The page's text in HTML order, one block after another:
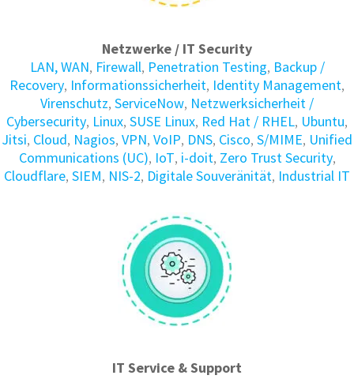
Netzwerke / IT Security
LAN, WAN, Firewall, Penetration Testing, Backup /
Recovery, Informations­sicherheit, Identity Manage­ment,
Virenschutz, ServiceNow, Netzwerksicherheit /
Cybersecurity, Linux, SUSE Linux, Red Hat / RHEL, Ubuntu,
Jitsi, Cloud, Nagios, VPN, VoIP, DNS, Cisco, S/MIME, Unified
Communications (UC), IoT, i-doit, Zero Trust Security,
Cloudflare, SIEM, NIS-2, Digitale Souveränität, Industrial IT
IT Service & Support